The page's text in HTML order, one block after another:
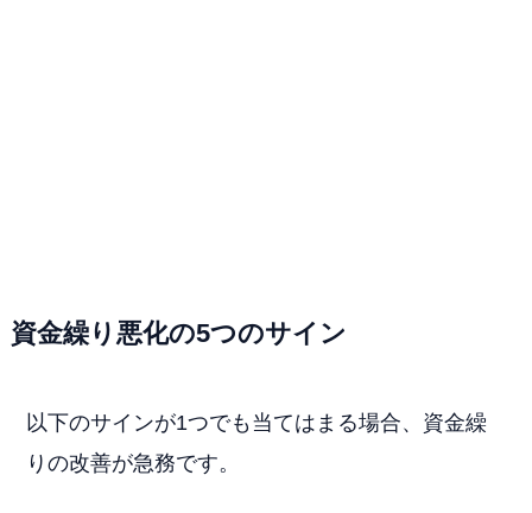
資金繰り悪化の5つのサイン
以下のサインが1つでも当てはまる場合、資金繰
りの改善が急務です。